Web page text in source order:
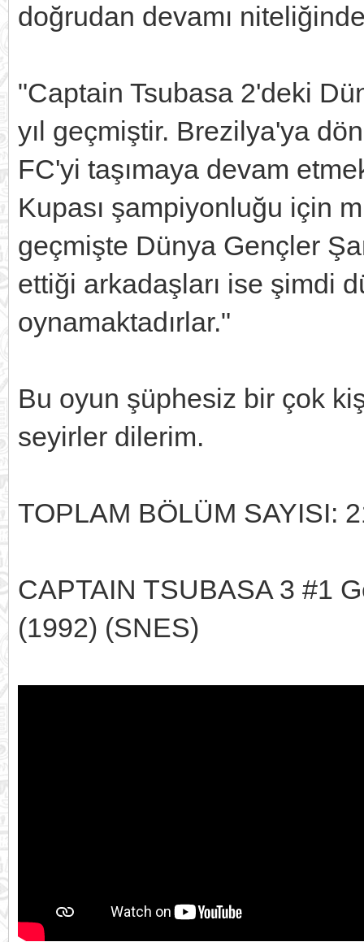
doğrudan devamı
"Captain Tsubasa 2'deki
yıl geçmiştir. Brezilya'ya
FC'yi taşımaya devam
Kupası şampiyonluğu için
geçmişte Dünya Gençler
ettiği arkadaşları ise şimdi
oynamaktadırlar."
Bu oyun şüphesiz bir çok
seyirler dilerim.
TOPLAM BÖLÜM SAYISI:
CAPTAIN TSUBASA 3 #1
(1992) (SNES)